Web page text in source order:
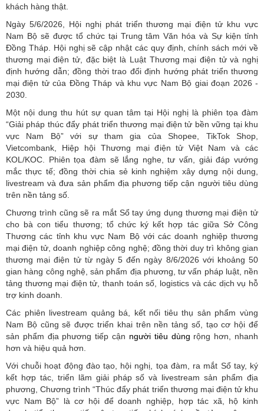
khách hàng thật.
Ngày 5/6/2026, Hội nghị phát triển thương mại điện tử khu vực
Nam Bộ sẽ được tổ chức tại Trung tâm Văn hóa và Sự kiện tỉnh
Đồng Tháp. Hội nghị sẽ cập nhật các quy định, chính sách mới về
thương mại điện tử, đặc biệt là Luật Thương mại điện tử và nghị
định hướng dẫn; đồng thời trao đổi định hướng phát triển thương
mại điện tử của Đồng Tháp và khu vực Nam Bộ giai đoạn 2026 -
2030.
Một nội dung thu hút sự quan tâm tại Hội nghị là phiên tọa đàm
“Giải pháp thúc đẩy phát triển thương mại điện tử bền vững tại khu
vực Nam Bộ” với sự tham gia của Shopee, TikTok Shop,
Vietcombank, Hiệp hội Thương mại điện tử Việt Nam và các
KOL/KOC. Phiên tọa đàm sẽ lắng nghe, tư vấn, giải đáp vướng
mắc thực tế; đồng thời chia sẻ kinh nghiệm xây dựng nội dung,
livestream và đưa sản phẩm địa phương tiếp cận người tiêu dùng
trên nền tảng số.
Chương trình cũng sẽ ra mắt Sổ tay ứng dụng thương mại điện tử
cho bà con tiểu thương; tổ chức ký kết hợp tác giữa Sở Công
Thương các tỉnh khu vực Nam Bộ với các doanh nghiệp thương
mại điện tử, doanh nghiệp công nghệ; đồng thời duy trì không gian
thương mại điện tử từ ngày 5 đến ngày 8/6/2026 với khoảng 50
gian hàng công nghệ, sản phẩm địa phương, tư vấn pháp luật, nền
tảng thương mại điện tử, thanh toán số, logistics và các dịch vụ hỗ
trợ kinh doanh.
Các phiên livestream quảng bá, kết nối tiêu thụ sản phẩm vùng
Nam Bộ cũng sẽ được triển khai trên nền tảng số, tạo cơ hội để
sản phẩm địa phương tiếp cận người tiêu dùng rộng hơn, nhanh
hơn và hiệu quả hơn.
Với chuỗi hoạt động đào tạo, hội nghị, tọa đàm, ra mắt Sổ tay, ký
kết hợp tác, triển lãm giải pháp số và livestream sản phẩm địa
phương, Chương trình “Thúc đẩy phát triển thương mại điện tử khu
vực Nam Bộ” là cơ hội để doanh nghiệp, hợp tác xã, hộ kinh